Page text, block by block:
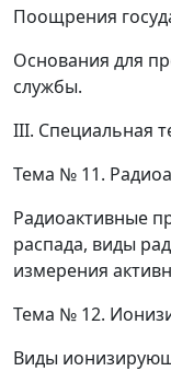
Поощрения
Основания для
службы.
III. Специальная
Тема № 11.
Радиоактивные
распада, виды
измерения
Тема № 12.
Виды